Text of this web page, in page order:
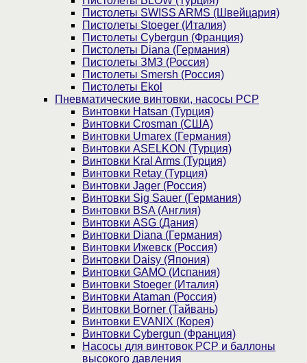
Пистолеты SWISS ARMS (Швейцария)
Пистолеты Stoeger (Италия)
Пистолеты Cybergun (Франция)
Пистолеты Diana (Германия)
Пистолеты ЗМЗ (Россия)
Пистолеты Smersh (Россия)
Пистолеты Ekol
Пневматические винтовки, насосы PCP
Винтовки Hatsan (Турция)
Винтовки Crosman (США)
Винтовки Umarex (Германия)
Винтовки ASELKON (Турция)
Винтовки Kral Arms (Турция)
Винтовки Retay (Турция)
Винтовки Jager (Россия)
Винтовки Sig Sauer (Германия)
Винтовки BSA (Англия)
Винтовки ASG (Дания)
Винтовки Diana (Германия)
Винтовки Ижевск (Россия)
Винтовки Daisy (Япония)
Винтовки GAMO (Испания)
Винтовки Stoeger (Италия)
Винтовки Ataman (Россия)
Винтовки Borner (Тайвань)
Винтовки EVANIX (Корея)
Винтовки Cybergun (Франция)
Насосы для винтовок PCP и баллоны
высокого давления